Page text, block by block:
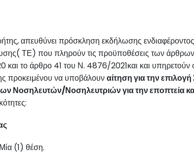
απευθύνει πρόσκληση εκδήλωσης
ΤΕ) που πληρούν τις προϋποθέσεις των
το άρθρο 41 του Ν. 4876/2021και και
προκειμένου να υποβάλουναίτηση για την
Νοσηλευτών/Νοσηλευτριών για την εποπτεία
(1) θέση.